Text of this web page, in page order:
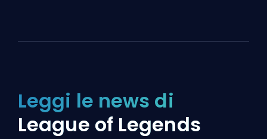
Leggi le news di
League of Legends